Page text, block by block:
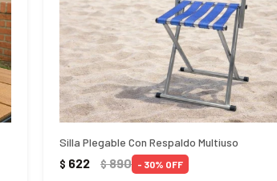
Silla Plegable Con Respaldo Multiuso
$ 622 $890 30